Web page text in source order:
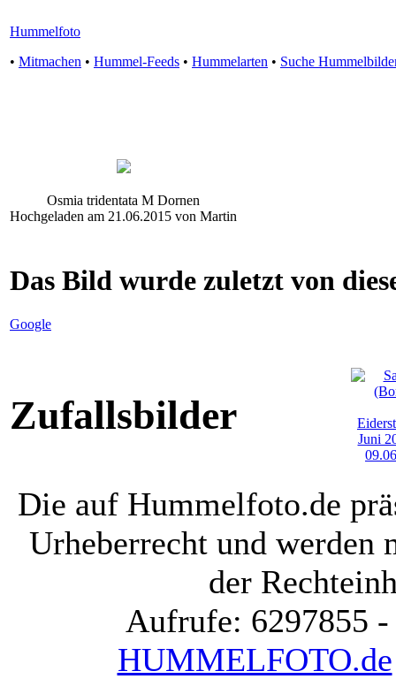
Hummelfoto
• Mitmachen • Hummel-Feeds • Hummelarten • Suche
Osmia tridentata M Dornen
Hochgeladen am 21.06.2015 von Martin
Das Bild wurde zuletzt von
Google
Zufallsbilder
Die auf Hummelfoto.de
Urheberrecht und werden
der
Aufrufe: 6297855
HUMMELFOTO.de